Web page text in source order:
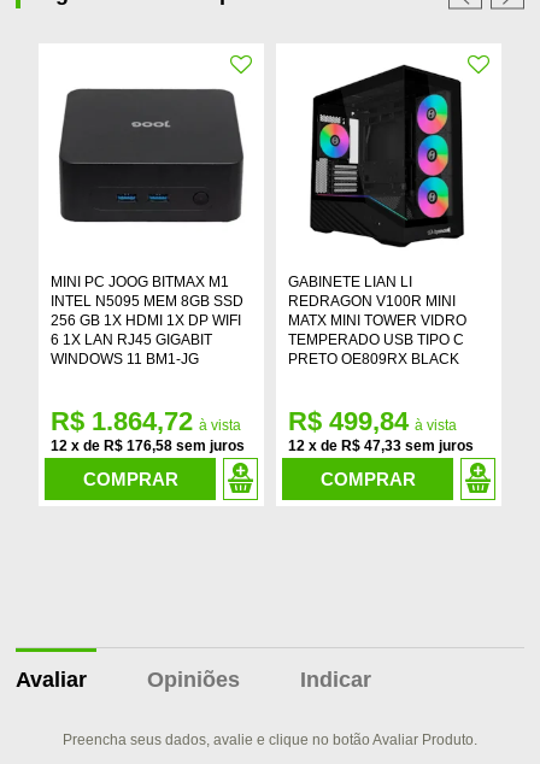
MINI PC JOOG BITMAX M1
INTEL N5095 MEM 8GB SSD
256 GB 1X HDMI 1X DP WIFI
6 1X LAN RJ45 GIGABIT
WINDOWS 11 BM1-JG
12 x de R$ 176,58
R$ 1.864,72
COMPRAR
GABINETE LIAN LI
REDRAGON V100R MINI
MATX MINI TOWER VIDRO
TEMPERADO USB TIPO C
PRETO OE809RX BLACK
12 x de R$ 47,33
R$ 499,84
COMPRAR
Avaliar Opiniões Indicar
Preencha seus dados, avalie e clique no botão Avaliar Produto.